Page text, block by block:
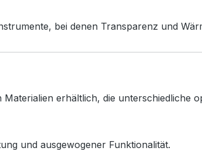
bei denen Transparenz und
erhältlich, die unterschiedliche
und ausgewogener Funktionalität.